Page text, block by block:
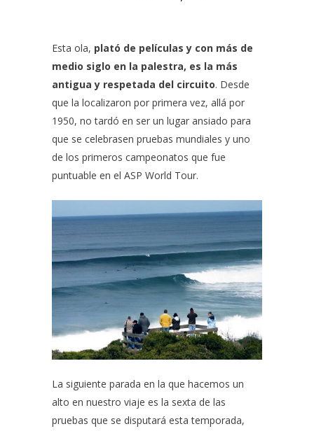
Esta ola, plató de películas y con más de
medio siglo en la palestra, es la más
antigua y respetada del circuito. Desde
que la localizaron por primera vez, allá por
1950, no tardó en ser un lugar ansiado para
que se celebrasen pruebas mundiales y uno
de los primeros campeonatos que fue
puntuable en el ASP World Tour.
La siguiente parada en la que hacemos un
alto en nuestro viaje es la sexta de las
pruebas que se disputará esta temporada,